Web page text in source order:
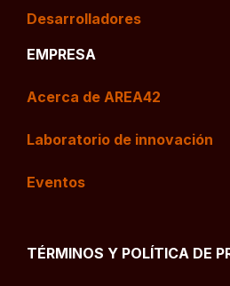
Desarrolladores
EMPRESA
Acerca de AREA42
Laboratorio de innovación
Eventos
TÉRMINOS Y POLÍTICA DE